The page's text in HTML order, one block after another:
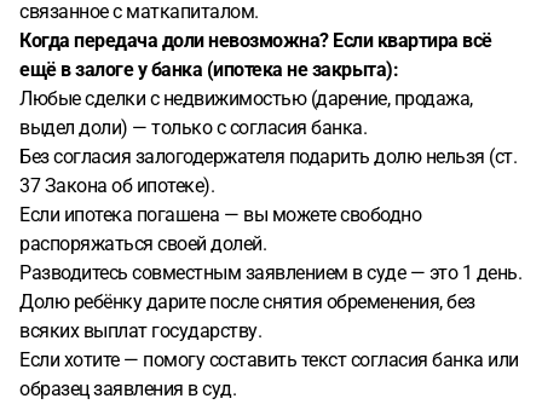
связанное с маткапиталом.
Когда передача доли невозможна? Если квартира всё
ещё в залоге у банка (ипотека не закрыта):
Любые сделки с недвижимостью (дарение, продажа,
выдел доли) — только с согласия банка.
Без согласия залогодержателя подарить долю нельзя (ст.
37 Закона об ипотеке).
Если ипотека погашена — вы можете свободно
распоряжаться своей долей.
Разводитесь совместным заявлением в суде — это 1 день.
Долю ребёнку дарите после снятия обременения, без
всяких выплат государству.
Если хотите — помогу составить текст согласия банка или
образец заявления в суд.